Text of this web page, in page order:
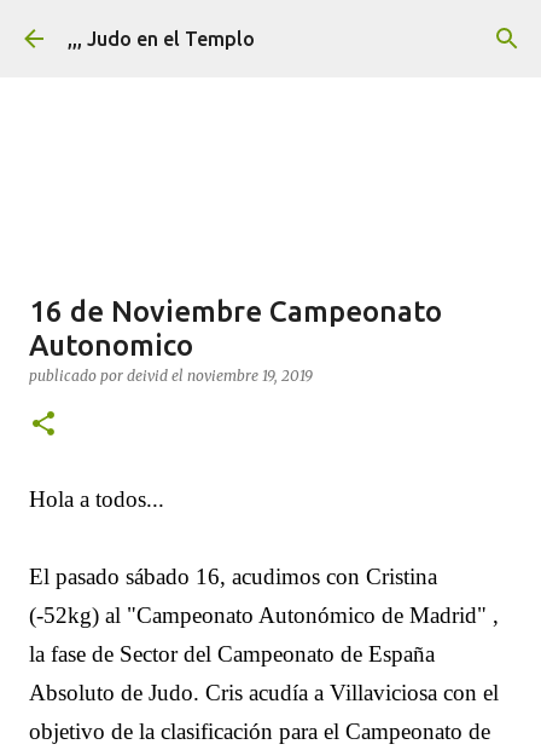
Ir al contenido principal
,,, Judo en el Templo
16 de Noviembre Campeonato
Autonomico
publicado por deivid el noviembre 19, 2019
Hola a todos...
El pasado sábado 16, acudimos con Cristina
(-52kg) al "Campeonato Autonómico de Madrid" ,
la fase de Sector del Campeonato de España
Absoluto de Judo. Cris acudía a Villaviciosa con el
objetivo de la clasificación para el Campeonato de